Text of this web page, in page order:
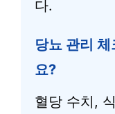
다.
당뇨 관리
요?
혈당 수치,